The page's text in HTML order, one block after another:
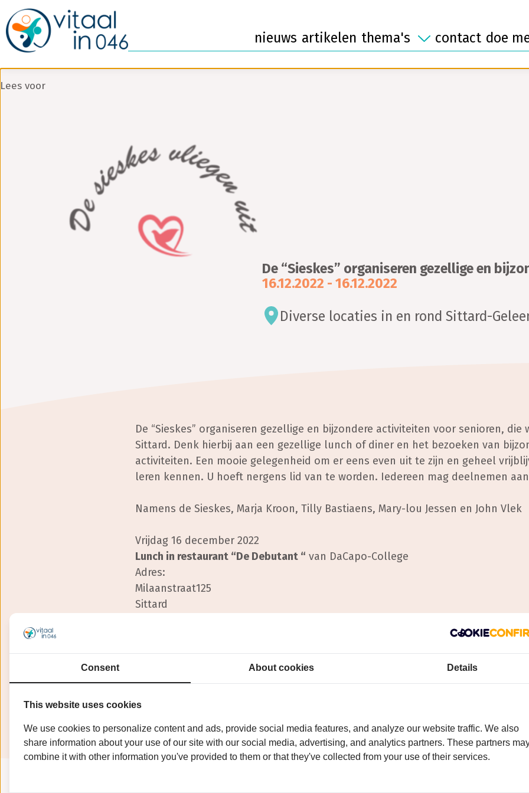
nieuws artikelen thema's
vrijwilligerswerkcontact doe
Lees voor
De “Sieskes” organiseren gezellige en
16.12.2022 - 16.12.2022
Diverse locaties in en rond Sittard-
De “Sieskes” organiseren gezellige en bijzondere activiteiten voor senioren,
Sittard. Denk hierbij aan een gezellige lunch of diner en het bezoeken van
activiteiten. Een mooie gelegenheid om er eens even uit te zijn en geheel
leren kennen. U hoeft nergens lid van te worden. Iedereen mag deelnemen
Namens de Sieskes, Marja Kroon, Tilly Bastiaens, Mary-lou Jessen en John Vlek
Vrijdag 16 december 2022
Lunch in restaurant “De Debutant “ van DaCapo-College
Adres:
Milaanstraat125
Sittard
Vervoer : € 2,50
Aanmelden vóór 12 december
Consent About cookies Details
This website uses cookies
We use cookies to personalize content and ads, provide social media features, and analyze our website traffic. We also
share information about your use of our site with our social media, advertising, and analytics partners. These partners
combine it with other information you've provided to them or that they've collected from your use of their services.